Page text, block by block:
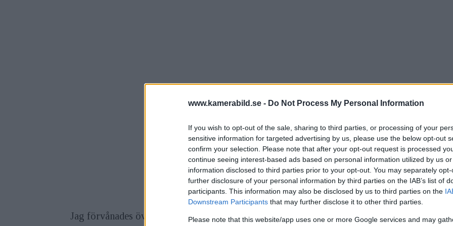
www.kamerabild.se - Do Not Process My Personal Information
If you wish to opt-out of the sale, sharing to third parties, or processing of your
sensitive information for targeted advertising by us, please use the below opt-out
confirm your selection. Please note that after your opt-out request is processed
continue seeing interest-based ads based on personal information utilized by us
information disclosed to third parties prior to your opt-out. You may separately
further disclosure of your personal information by third parties on the IAB’s list of
participants. This information may also be disclosed by us to third parties on the
Downstream Participants that may further disclose it to other third parties.
Please note that this website/app uses one or more Google services and may
Jag förvånades över att det var så mycket som var så tråkigt. Det är väldigt mycket väntan